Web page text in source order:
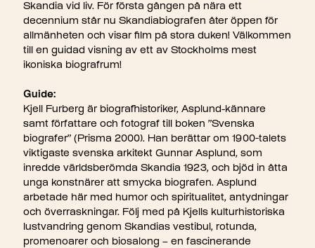
Skandia vid liv. För första gången på nära ett
decennium står nu Skandiabiografen åter öppen för
allmänheten och visar film på stora duken! Välkommen
till en guidad visning av ett av Stockholms mest
ikoniska biografrum!
Guide:
Kjell Furberg är biografhistoriker, Asplund-kännare
samt författare och fotograf till boken ”Svenska
biografer” (Prisma 2000). Han berättar om 1900-talets
viktigaste svenska arkitekt Gunnar Asplund, som
inredde världsberömda Skandia 1923, och bjöd in åtta
unga konstnärer att smycka biografen. Asplund
arbetade här med humor och spiritualitet, antydningar
och överraskningar. Följ med på Kjells kulturhistoriska
lustvandring genom Skandias vestibul, rotunda,
promenoarer och biosalong – en fascinerande